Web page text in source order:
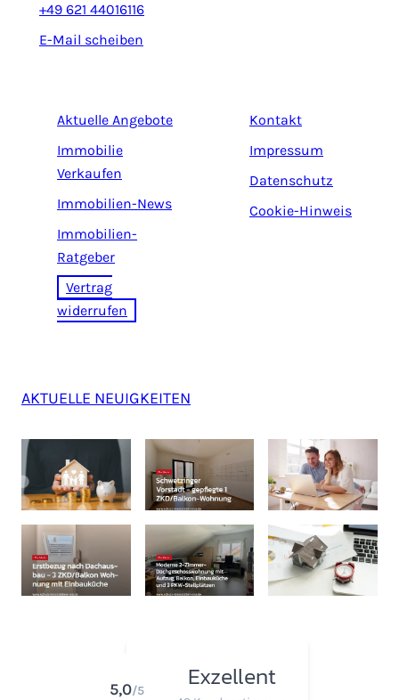
+49 621 44016116
E-Mail scheiben
Aktuelle Angebote
Immobilie
Verkaufen
Immobilien-News
Immobilien-
Ratgeber
Vertrag
widerrufen
Kontakt
Impressum
Datenschutz
Cookie-Hinweis
AKTUELLE NEUIGKEITEN
5,0/5 Exzellent